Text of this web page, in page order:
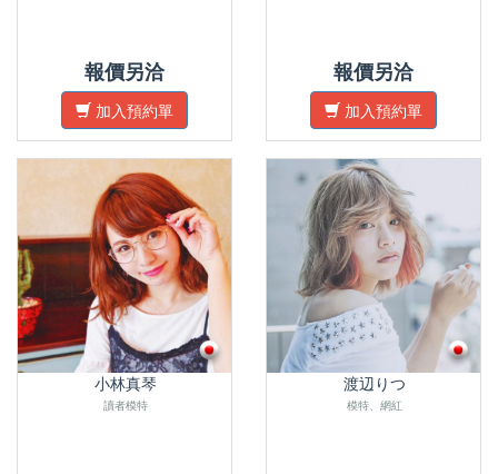
報價另洽
加入預約單
報價另洽
加入預約單
小林真琴
讀者模特
渡辺りつ
模特、網紅